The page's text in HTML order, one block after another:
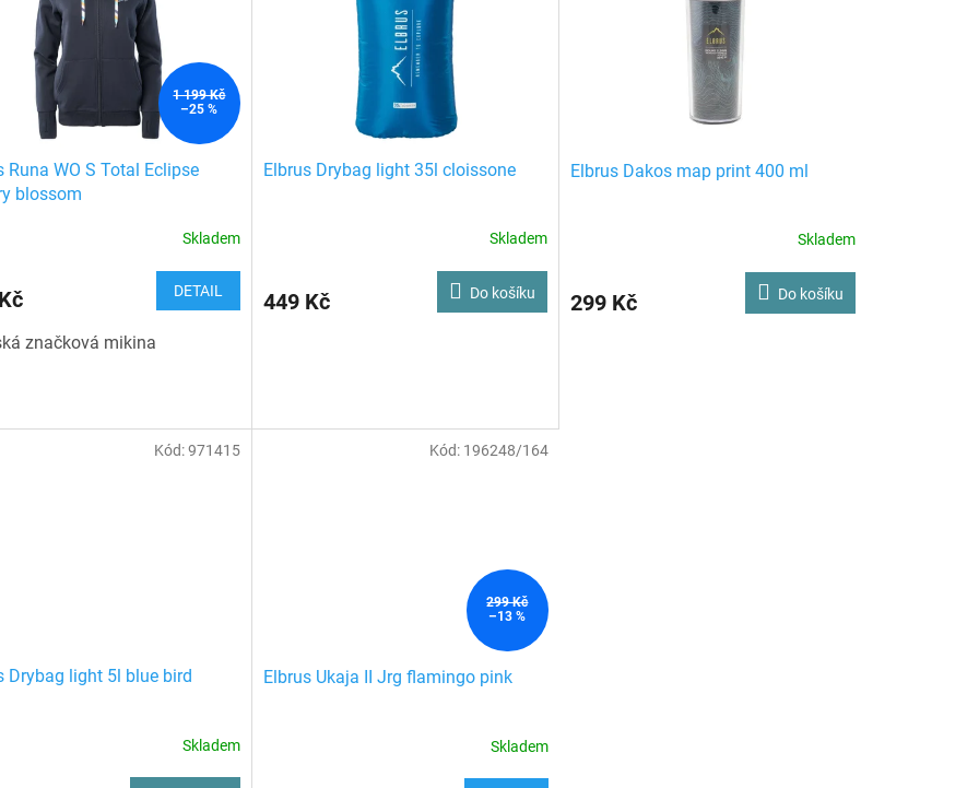
1 199 Kč
–25 %
Runa WO S Total Eclipse
blossom
Skladem
DETAIL
značková mikina
Elbrus Drybag light 35l cloissone
Skladem
449 Kč Do košíku
Elbrus Dakos map print 400 ml
Skladem
299 Kč Do košíku
Drybag light 5l blue bird
Skladem
Kód:971415
299 Kč
–13 %
Elbrus Ukaja II Jrg flamingo pink
Skladem
Kód: 196248/164